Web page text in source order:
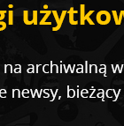
w Rzeszowie [ZDJĘCIA]
funkcjonowania miasta"